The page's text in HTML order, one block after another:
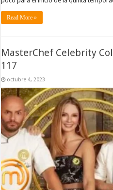
Read More »
MasterChef Celebrity
117
octubre 4, 2023